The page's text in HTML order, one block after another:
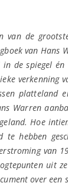
van de
van Hans
de spiegel én
verkenning
platteland
Warren
Hoe
te hebben
van
uit
over een